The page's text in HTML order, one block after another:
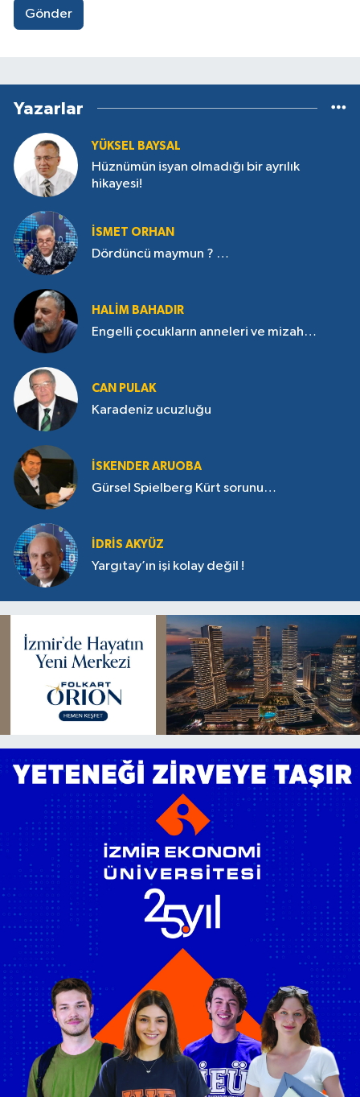
Gönder
Yazarlar
YÜKSEL BAYSAL
Hüznümün isyan olmadığı bir ayrılık
hikayesi!
İSMET ORHAN
Dördüncü maymun ? …
HALIM BAHADIR
Engelli çocukların anneleri ve mizah…
CAN PULAK
Karadeniz ucuzluğu
İSKENDER ARUOBA
Gürsel Spielberg Kürt sorunu…
İDRIS AKYÜZ
Yargıtay’ın işi kolay değil !